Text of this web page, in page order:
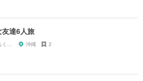
達6人旅
いちごみるく0707 沖縄 2